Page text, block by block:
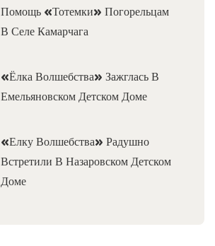
Помощь «Тотемки» Погорельцам
В Селе Камарчага
«Ёлка Волшебства» Зажглась В
Емельяновском Детском Доме
«Елку Волшебства» Радушно
Встретили В Назаровском Детском
Доме